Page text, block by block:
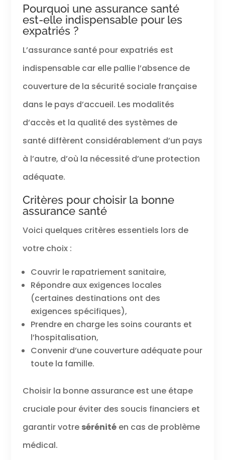
Pourquoi une assurance santé
est-elle indispensable pour les
expatriés ?
L’assurance santé pour expatriés est
indispensable car elle pallie l’absence de
couverture de la sécurité sociale française
dans le pays d’accueil. Les modalités
d’accès et la qualité des systèmes de
santé diffèrent considérablement d’un pays
à l’autre, d’où la nécessité d’une protection
adéquate.
Critères pour choisir la bonne
assurance santé
Voici quelques critères essentiels lors de
votre choix :
Couvrir le rapatriement sanitaire,
Répondre aux exigences locales
(certaines destinations ont des
exigences spécifiques),
Prendre en charge les soins courants et
l’hospitalisation,
Convenir d’une couverture adéquate pour
toute la famille.
Choisir la bonne assurance est une étape
cruciale pour éviter des soucis financiers et
garantir votre sérénitéen cas de problème
médical.